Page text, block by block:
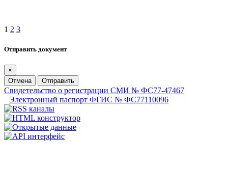
1 2 3
Отправить документ
×
Отмена
Отправить
Свидетельство о регистрации СМИ № ФС77-47467
Электронный паспорт ФГИС № ФС77110096